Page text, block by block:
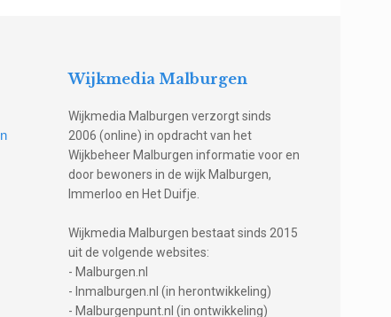
Wijkmedia Malburgen
Wijkmedia Malburgen verzorgt sinds
2006 (online) in opdracht van het
Wijkbeheer Malburgen informatie voor en
door bewoners in de wijk Malburgen,
Immerloo en Het Duifje.
Wijkmedia Malburgen bestaat sinds 2015
uit de volgende websites:
- Malburgen.nl
- Inmalburgen.nl (in herontwikkeling)
- Malburgenpunt.nl (in ontwikkeling)